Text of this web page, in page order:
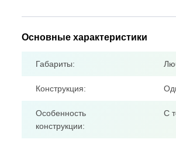
Основные характеристики
Габариты:
Конструкция:
Особенность
конструкции:
С